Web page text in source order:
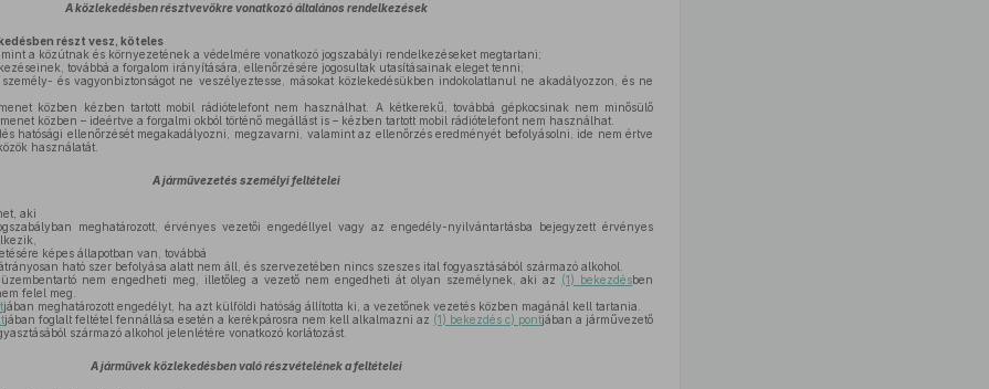
A közlekedésben résztvevőkre vonatkozó általános rendelkezések
részt vesz, köteles
a közútnak és környezetének a védelmére vonatkozó jogszabályi rendelkezéseket megtartani;
továbbá a forgalom irányítására, ellenőrzésére jogosultak utasításainak eleget tenni;
és vagyonbiztonságot ne veszélyeztesse, másokat közlekedésükben indokolatlanul ne akadályozzon, és ne
közben kézben tartott mobil rádiótelefont nem használhat. A kétkerekű, továbbá gépkocsinak nem minősülő
közben – ideértve a forgalmi okból történő megállást is – kézben tartott mobil rádiótelefont nem használhat.
hatósági ellenőrzését megakadályozni, megzavarni, valamint az ellenőrzés eredményét befolyásolni, ide nem értve
használatát.
A járművezetés személyi feltételei
aki
meghatározott, érvényes vezetői engedéllyel vagy az engedély-nyilvántartásba bejegyzett érvényes
képes állapotban van, továbbá
ható szer befolyása alatt nem áll, és szervezetében nincs szeszes ital fogyasztásából származó alkohol.
nem engedheti meg, illetőleg a vezető nem engedheti át olyan személynek, aki az (1) bekezdésben
felel meg.
jában meghatározott engedélyt, ha azt külföldi hatóság állította ki, a vezetőnek vezetés közben magánál kell tartania.
jában foglalt feltétel fennállása esetén a kerékpárosra nem kell alkalmazni az (1) bekezdés c) pontjában a járművezető
származó alkohol jelenlétére vonatkozó korlátozást.
A járművek közlekedésben való részvételének a feltételei